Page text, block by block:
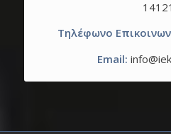
14121
Τηλέφωνο
Email: